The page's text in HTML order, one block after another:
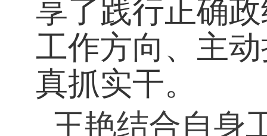
享了践行正确
工作方向、主
真抓实干。
王艳结合自身